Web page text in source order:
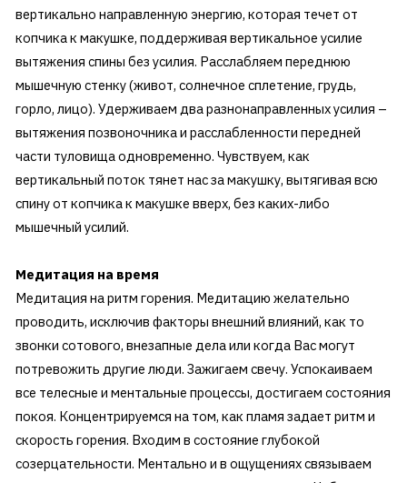
вертикально направленную энергию, которая течет от
копчика к макушке, поддерживая вертикальное усилие
вытяжения спины без усилия. Расслабляем переднюю
мышечную стенку (живот, солнечное сплетение, грудь,
горло, лицо). Удерживаем два разнонаправленных усилия –
вытяжения позвоночника и расслабленности передней
части туловища одновременно. Чувствуем, как
вертикальный поток тянет нас за макушку, вытягивая всю
спину от копчика к макушке вверх, без каких-либо
мышечный усилий.
Медитация на время
Медитация на ритм горения. Медитацию желательно
проводить, исключив факторы внешний влияний, как то
звонки сотового, внезапные дела или когда Вас могут
потревожить другие люди. Зажигаем свечу. Успокаиваем
все телесные и ментальные процессы, достигаем состояния
покоя. Концентрируемся на том, как пламя задает ритм и
скорость горения. Входим в состояние глубокой
созерцательности. Ментально и в ощущениях связываем